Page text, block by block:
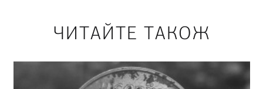
ЧИТАЙТЕ ТАКОЖ